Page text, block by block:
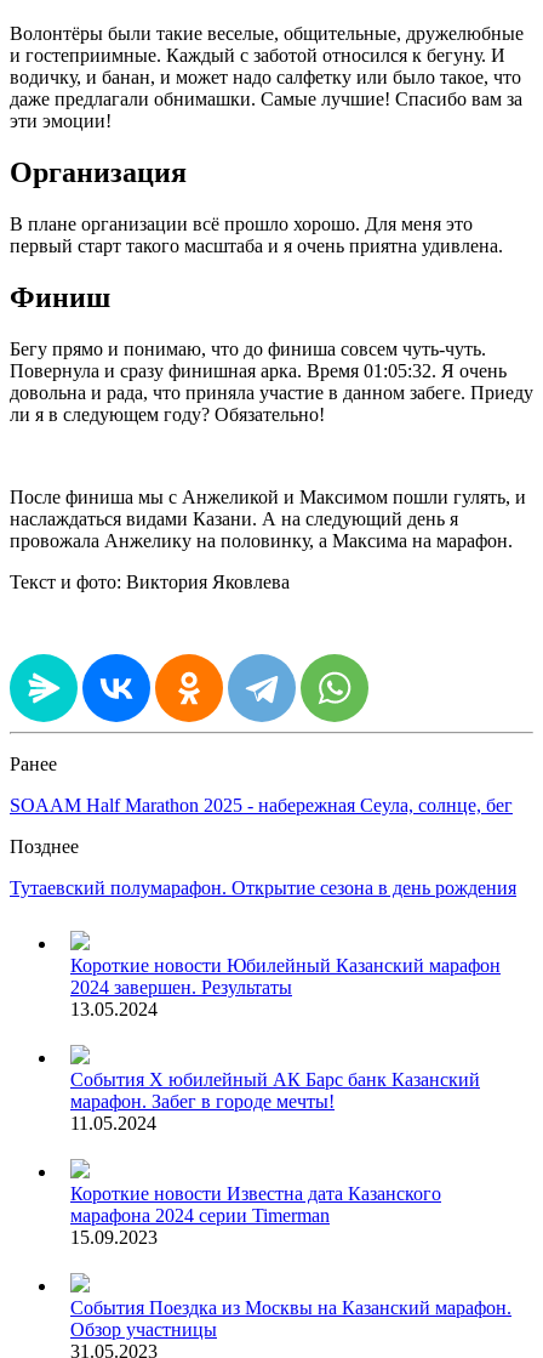
Волонтёры были такие веселые, общительные, дружелюбные
и гостеприимные. Каждый с заботой относился к бегуну. И
водичку, и банан, и может надо салфетку или было такое, что
даже предлагали обнимашки. Самые лучшие! Спасибо вам за
эти эмоции!
Организация
В плане организации всё прошло хорошо. Для меня это
первый старт такого масштаба и я очень приятна удивлена.
Финиш
Бегу прямо и понимаю, что до финиша совсем чуть-чуть.
Повернула и сразу финишная арка. Время 01:05:32. Я очень
довольна и рада, что приняла участие в данном забеге. Приеду
ли я в следующем году? Обязательно!
После финиша мы с Анжеликой и Максимом пошли гулять, и
наслаждаться видами Казани. А на следующий день я
провожала Анжелику на половинку, а Максима на марафон.
Текст и фото: Виктория Яковлева
Ранее
SOAAM Half Marathon 2025 - набережная Сеула, солнце, бег
Позднее
Тутаевский полумарафон. Открытие сезона в день рождения
Короткие новости Юбилейный Казанский марафон
2024 завершен. Результаты
13.05.2024
События Х юбилейный АК Барс банк Казанский
марафон. Забег в городе мечты!
11.05.2024
Короткие новости Известна дата Казанского
марафона 2024 серии Timerman
15.09.2023
События Поездка из Москвы на Казанский марафон.
Обзор участницы
31.05.2023